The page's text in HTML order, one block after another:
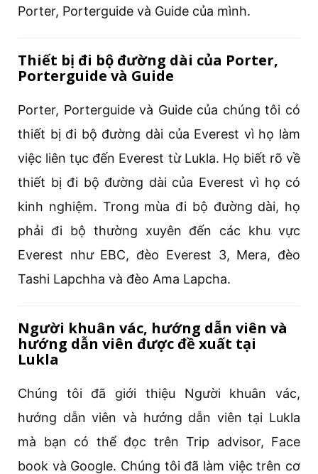
Porter, Porterguide và Guide của mình.
Thiết bị đi bộ đường dài của Porter,
Porterguide và Guide
Porter, Porterguide và Guide của chúng tôi có
thiết bị đi bộ đường dài của Everest vì họ làm
việc liên tục đến Everest từ Lukla. Họ biết rõ về
thiết bị đi bộ đường dài của Everest vì họ có
kinh nghiệm. Trong mùa đi bộ đường dài, họ
phải đi bộ thường xuyên đến các khu vực
Everest như EBC, đèo Everest 3, Mera, đèo
Tashi Lapchha và đèo Ama Lapcha.
Người khuân vác, hướng dẫn viên và
hướng dẫn viên được đề xuất tại
Lukla
Chúng tôi đã giới thiệu Người khuân vác,
hướng dẫn viên và hướng dẫn viên tại Lukla
mà bạn có thể đọc trên Trip advisor, Face
book và Google. Chúng tôi đã làm việc trên cơ